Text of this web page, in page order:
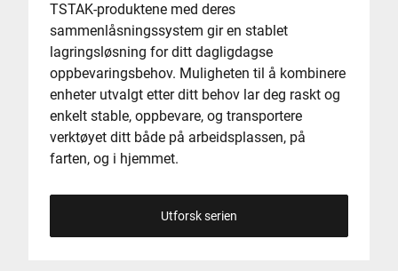
TSTAK-produktene med deres
sammenlåsningssystem gir en stablet
lagringsløsning for ditt dagligdagse
oppbevaringsbehov. Muligheten til å kombinere
enheter utvalgt etter ditt behov lar deg raskt og
enkelt stable, oppbevare, og transportere
verktøyet ditt både på arbeidsplassen, på
farten, og i hjemmet.
Utforsk serien